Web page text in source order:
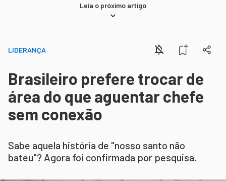
Leia o próximo artigo
LIDERANÇA
Brasileiro prefere trocar de
área do que aguentar chefe
sem conexão
Sabe aquela história de "nosso santo não
bateu"? Agora foi confirmada por pesquisa.